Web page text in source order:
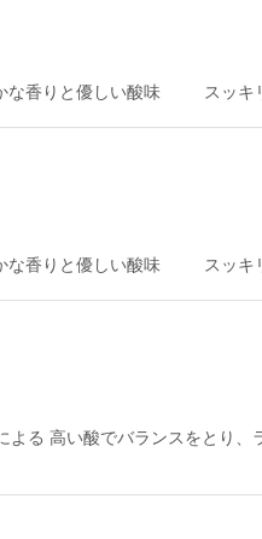
香りと優しい酸味 スッキ
香りと優しい酸味 スッキ
る 高い酸でバランスをとり、